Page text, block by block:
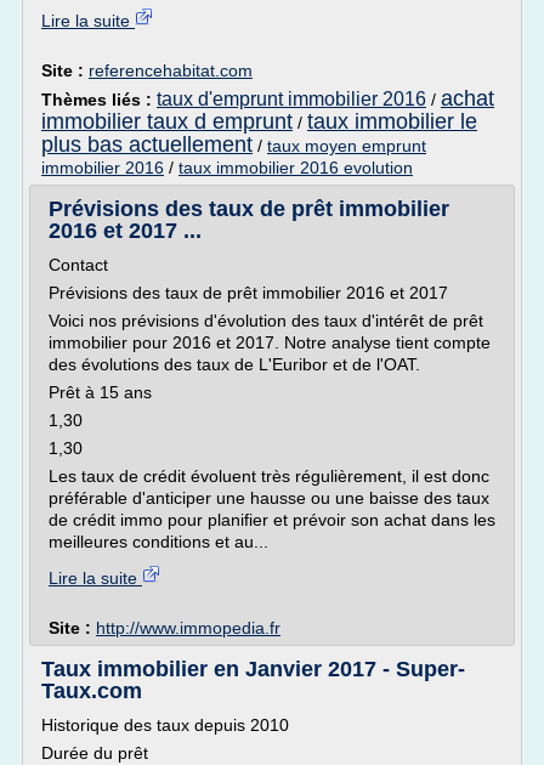
Lire la suite
Site : referencehabitat.com
Thèmes liés : taux d'emprunt immobilier 2016 / achat
immobilier taux d emprunt / taux immobilier le
plus bas actuellement / taux moyen emprunt
immobilier 2016 / taux immobilier 2016 evolution
Prévisions des taux de prêt immobilier
2016 et 2017 ...
Contact
Prévisions des taux de prêt immobilier 2016 et 2017
Voici nos prévisions d'évolution des taux d'intérêt de prêt
immobilier pour 2016 et 2017. Notre analyse tient compte
des évolutions des taux de L'Euribor et de l'OAT.
Prêt à 15 ans
1,30
1,30
Les taux de crédit évoluent très régulièrement, il est donc
préférable d'anticiper une hausse ou une baisse des taux
de crédit immo pour planifier et prévoir son achat dans les
meilleures conditions et au...
Lire la suite
Site : http://www.immopedia.fr
Taux immobilier en Janvier 2017 - Super-
Taux.com
Historique des taux depuis 2010
Durée du prêt